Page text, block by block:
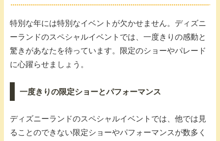
特別な年には特別なイベントが欠かせません。ディズニ
ーランドのスペシャルイベントでは、一度きりの感動と
驚きがあなたを待っています。限定のショーやパレード
に心躍らせましょう。
一度きりの限定ショーとパフォーマンス
ディズニーランドのスペシャルイベントでは、他では見
ることのできない限定ショーやパフォーマンスが数多く